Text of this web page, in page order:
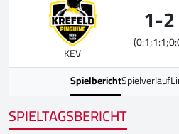
KEV
1-2
SpielberichtSpielverlauf
SPIELTAGSBERICHT